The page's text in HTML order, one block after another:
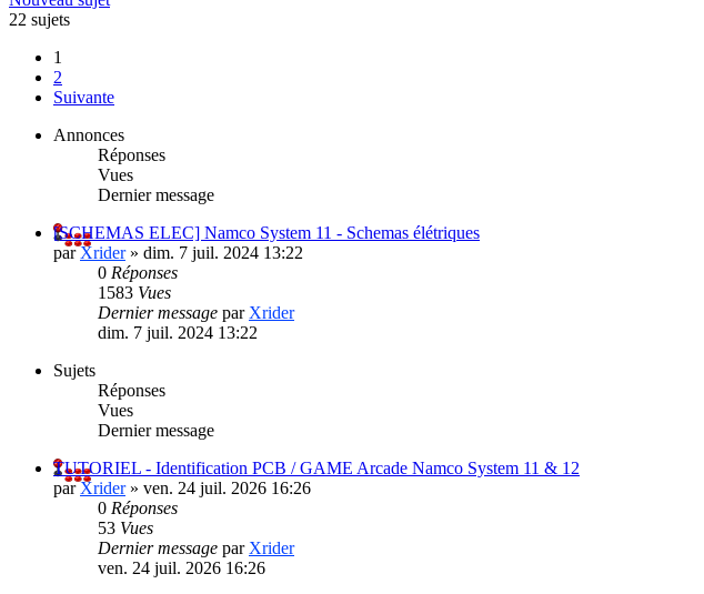
22 sujets
1
2
Suivante
Annonces
Réponses
Vues
Dernier message
[SCHEMAS ELEC] Namco System 11 - Schemas élétriques
parXrider» dim. 7 juil. 2024 13:22
0 Réponses
1583 Vues
Dernier message par Xrider
dim. 7 juil. 2024 13:22
Sujets
Réponses
Vues
Dernier message
TUTORIEL - Identification PCB / GAME Arcade Namco System 11 & 12
parXrider» ven. 24 juil. 2026 16:26
0 Réponses
53 Vues
Dernier message par Xrider
ven. 24 juil. 2026 16:26